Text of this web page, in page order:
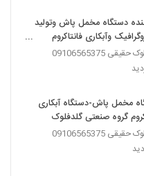
دستگاه مخمل پاش وتولید
وآبکاری فانتاکروم
09106565375
مخمل پاش-دستگاه آبکاری
گروه صنعتی گلدفلوک
09106565375